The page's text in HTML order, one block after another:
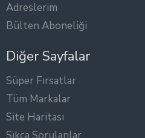
Adreslerim
Bülten Aboneliği
Diğer Sayfalar
Süper Fırsatlar
Tüm Markalar
Site Haritası